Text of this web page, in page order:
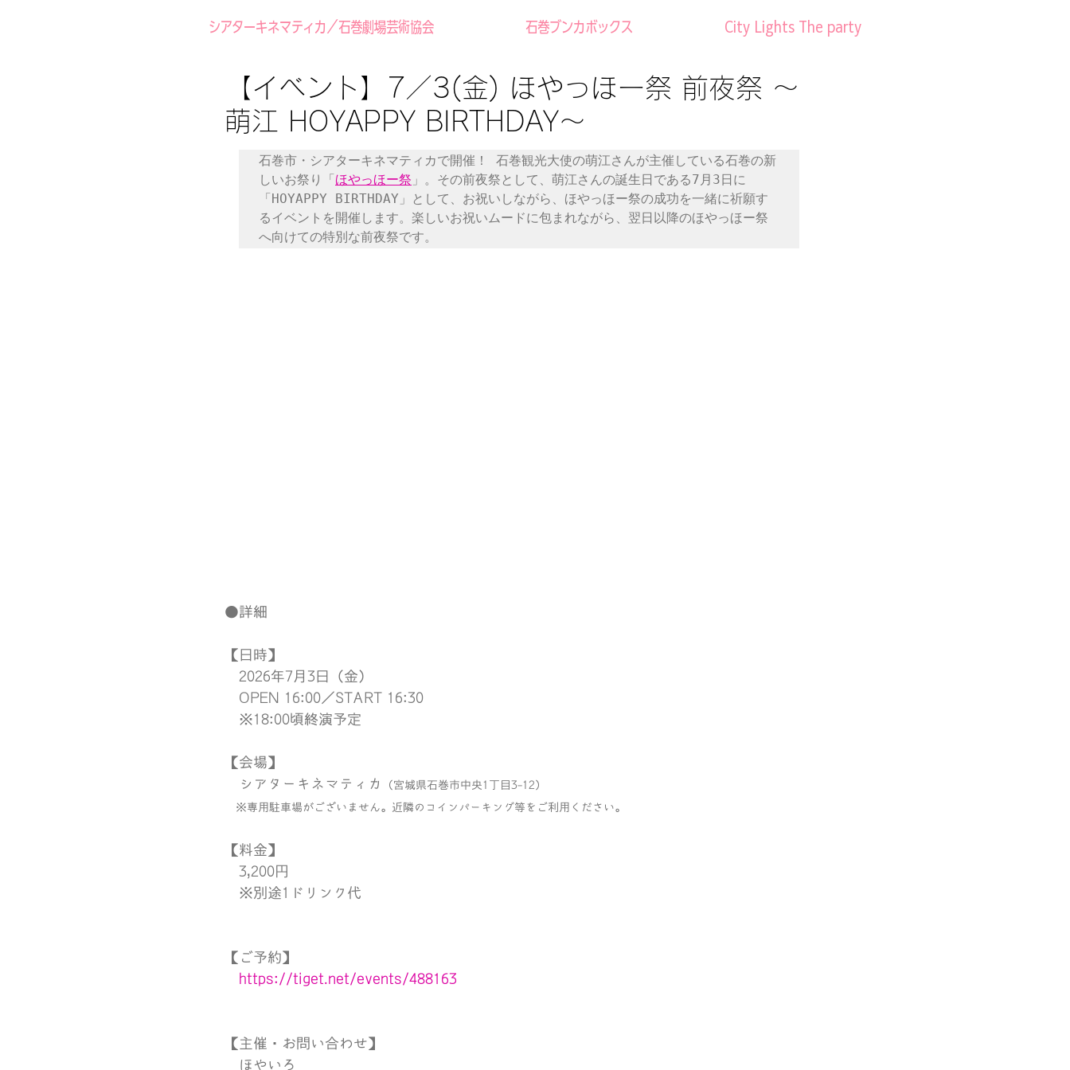
シアターキネマティカ／石巻劇場芸術協会 石巻ブンカボックス City Lights The party
【イベント】7／3(金) ほやっほー祭 前夜祭 〜
萌江 HOYAPPY BIRTHDAY〜
石巻市・シアターキネマティカで開催！ 石巻観光大使の萌江さんが主催している石巻の新
しいお祭り「ほやっほー祭 」。その前夜祭として、萌江さんの誕生日である7月3日に
「HOYAPPY BIRTHDAY」として、お祝いしながら、ほやっほー祭の成功を一緒に祈願す
るイベントを開催します。楽しいお祝いムードに包まれながら、翌日以降のほやっほー祭
へ向けての特別な前夜祭です。
●詳細
【日時】
2026年7月3日（金）
OPEN 16:00／START 16:30
※18:00頃終演予定
【会場】
シアターキネマティカ
（宮城県石巻市中央1丁目3-12）
※専用駐車場がございません。近隣のコインパーキング等をご利用ください。
【料金】
3,200円
※別途1ドリンク代
【ご予約】
https://tiget.net/events/488163
【主催・お問い合わせ】
ほやいろ